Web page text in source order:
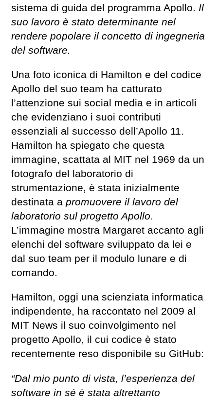
sistema di guida del programma Apollo. Il
suo lavoro è stato determinante nel
rendere popolare il concetto di ingegneria
del software.
Una foto iconica di Hamilton e del codice
Apollo del suo team ha catturato
l’attenzione sui social media e in articoli
che evidenziano i suoi contributi
essenziali al successo dell’Apollo 11.
Hamilton ha spiegato che questa
immagine, scattata al MIT nel 1969 da un
fotografo del laboratorio di
strumentazione, è stata inizialmente
destinata a promuovere il lavoro del
laboratorio sul progetto Apollo.
L’immagine mostra Margaret accanto agli
elenchi del software sviluppato da lei e
dal suo team per il modulo lunare e di
comando.
Hamilton, oggi una scienziata informatica
indipendente, ha raccontato nel 2009 al
MIT News il suo coinvolgimento nel
progetto Apollo, il cui codice è stato
recentemente reso disponibile su GitHub:
“Dal mio punto di vista, l’esperienza del
software in sé è stata altrettanto